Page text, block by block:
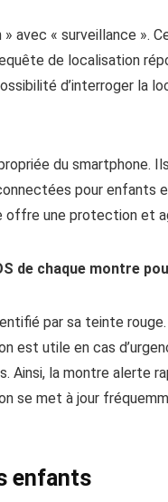
avec « surveillance ».
de localisation
d’interroger la
du smartphone.
pour enfants
une protection et
de chaque montre
par sa teinte rouge.
est utile en cas
Ainsi, la montre
se met à jour
enfants